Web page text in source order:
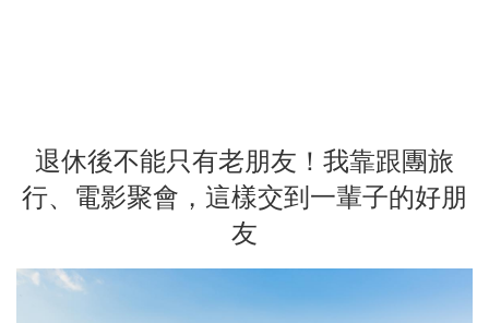
退休後不能只有老朋友！我靠跟團旅
行、電影聚會，這樣交到一輩子的好朋
友